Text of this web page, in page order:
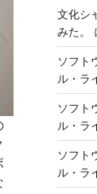
文化シ
みた。
ソフト
ル・ラ
ソフト
ル・ラ
ソフト
ル・ラ